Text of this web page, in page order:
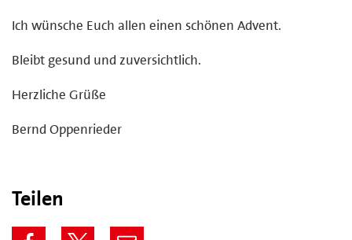
Ich wünsche Euch allen einen schönen Advent.
Bleibt gesund und zuversichtlich.
Herzliche Grüße
Bernd Oppenrieder
Teilen